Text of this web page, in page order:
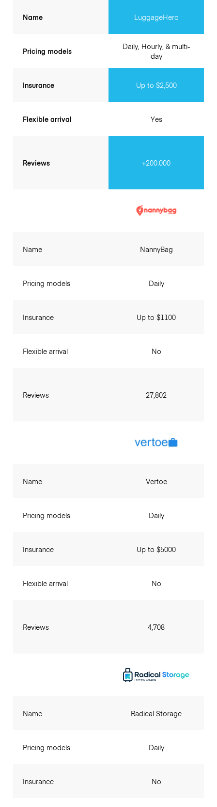
Name
Pricing models
Insurance
Flexible arrival
Reviews
LuggageHero
Daily, Hourly, & multi-
day
Up to $2,500
Yes
+200.000
Name
Pricing models
Insurance
Flexible arrival
Reviews
NannyBag
Daily
Up to $1100
No
27,802
Name
Pricing models
Insurance
Flexible arrival
Reviews
Vertoe
Daily
Up to $5000
No
4,708
Name
Pricing models
Insurance
Radical Storage
Daily
No